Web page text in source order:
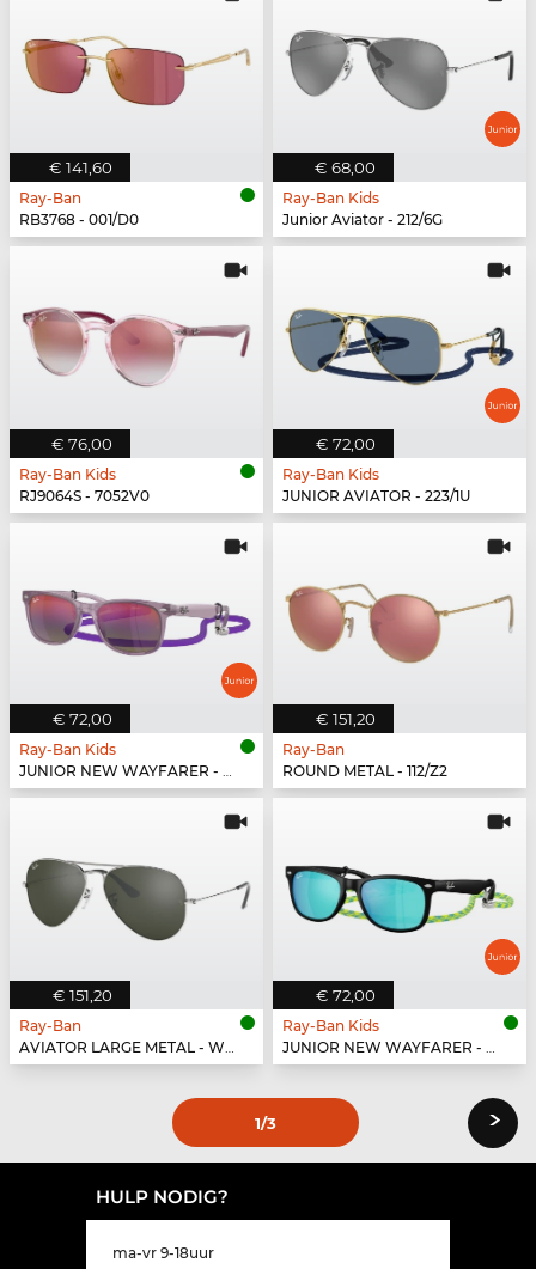
€ 141,60
Ray-Ban
RB3768 - 001/D0
€ 68,00
Ray-Ban Kids
Junior Aviator - 212/6G
€ 76,00
Ray-Ban Kids
RJ9064S - 7052V0
€ 72,00
Ray-Ban Kids
JUNIOR AVIATOR - 223/1U
€ 72,00
Ray-Ban Kids
JUNIOR NEW WAYFARER - 7147B1
€ 151,20
Ray-Ban
ROUND METAL - 112/Z2
€ 151,20
Ray-Ban
AVIATOR LARGE METAL - W3277
€ 72,00
Ray-Ban Kids
JUNIOR NEW WAYFARER - 702855
1/3 ›
HULP NODIG?
ma-vr 9-18uur